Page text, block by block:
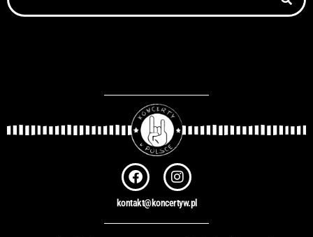
F
a
c
e
b
I
n
s
t
a
kontakt@koncertyw.pl